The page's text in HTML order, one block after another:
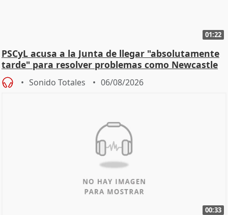
01:22
PSCyL acusa a la Junta de llegar "absolutamente
tarde" para resolver problemas como Newcastle
Sonido Totales 06/08/2026
00:33